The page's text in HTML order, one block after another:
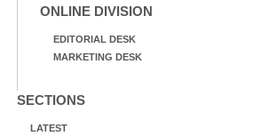
ONLINE DIVISION
EDITORIAL DESK
MARKETING DESK
SECTIONS
LATEST